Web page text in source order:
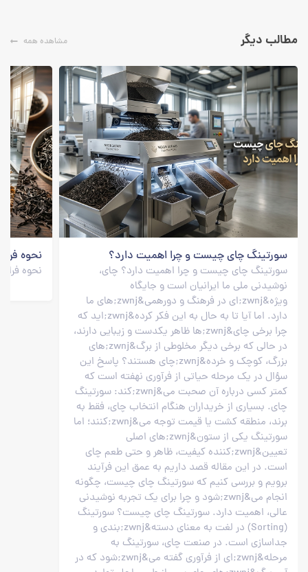
مطالب دیگر مشاهده همه
سورتینگ چای چیست و چرا اهمیت دارد؟
سورتینگ چای چیست و چرا اهمیت دارد؟ چای،
نوشیدنی ملی ما ایرانیان است و جایگاه
ویژه&zwnj;ای در فرهنگ و دورهمی&zwnj;های ما
دارد. اما آیا تا به حال به این فکر کرده&zwnj;اید که
چرا برخی چای&zwnj;ها ظاهر یکدست و زیبایی دارند،
در حالی که برخی دیگر مخلوطی از برگ&zwnj;های
بزرگ، کوچک و خرده&zwnj;چای هستند؟ پاسخ این
سؤال در یک مرحله حیاتی از فرآوری نهفته است که
کمتر کسی درباره آن صحبت می&zwnj;کند: سورتینگ
چای. بسیاری از خریداران هنگام انتخاب چای، فقط به
برند، منطقه کشت یا قیمت توجه می&zwnj;کنند؛ اما
سورتینگ یکی از ستون&zwnj;های اصلی
تعیین&zwnj;کننده کیفیت، ظاهر و حتی طعم چای
است. در این مقاله قصد داریم به عمق این فرآیند
برویم و بررسی کنیم که سورتینگ چای چیست، چگونه
انجام می&zwnj;شود و چرا برای یک تجربه نوشیدنی
عالی، اهمیت دارد. سورتینگ چای چیست؟ سورتینگ
(Sorting) در لغت به معنای دسته&zwnj;بندی و
جداسازی است. در صنعت چای، سورتینگ به
مرحله&zwnj;ای از فرآوری گفته می&zwnj;شود که در
نحوه
نحوه